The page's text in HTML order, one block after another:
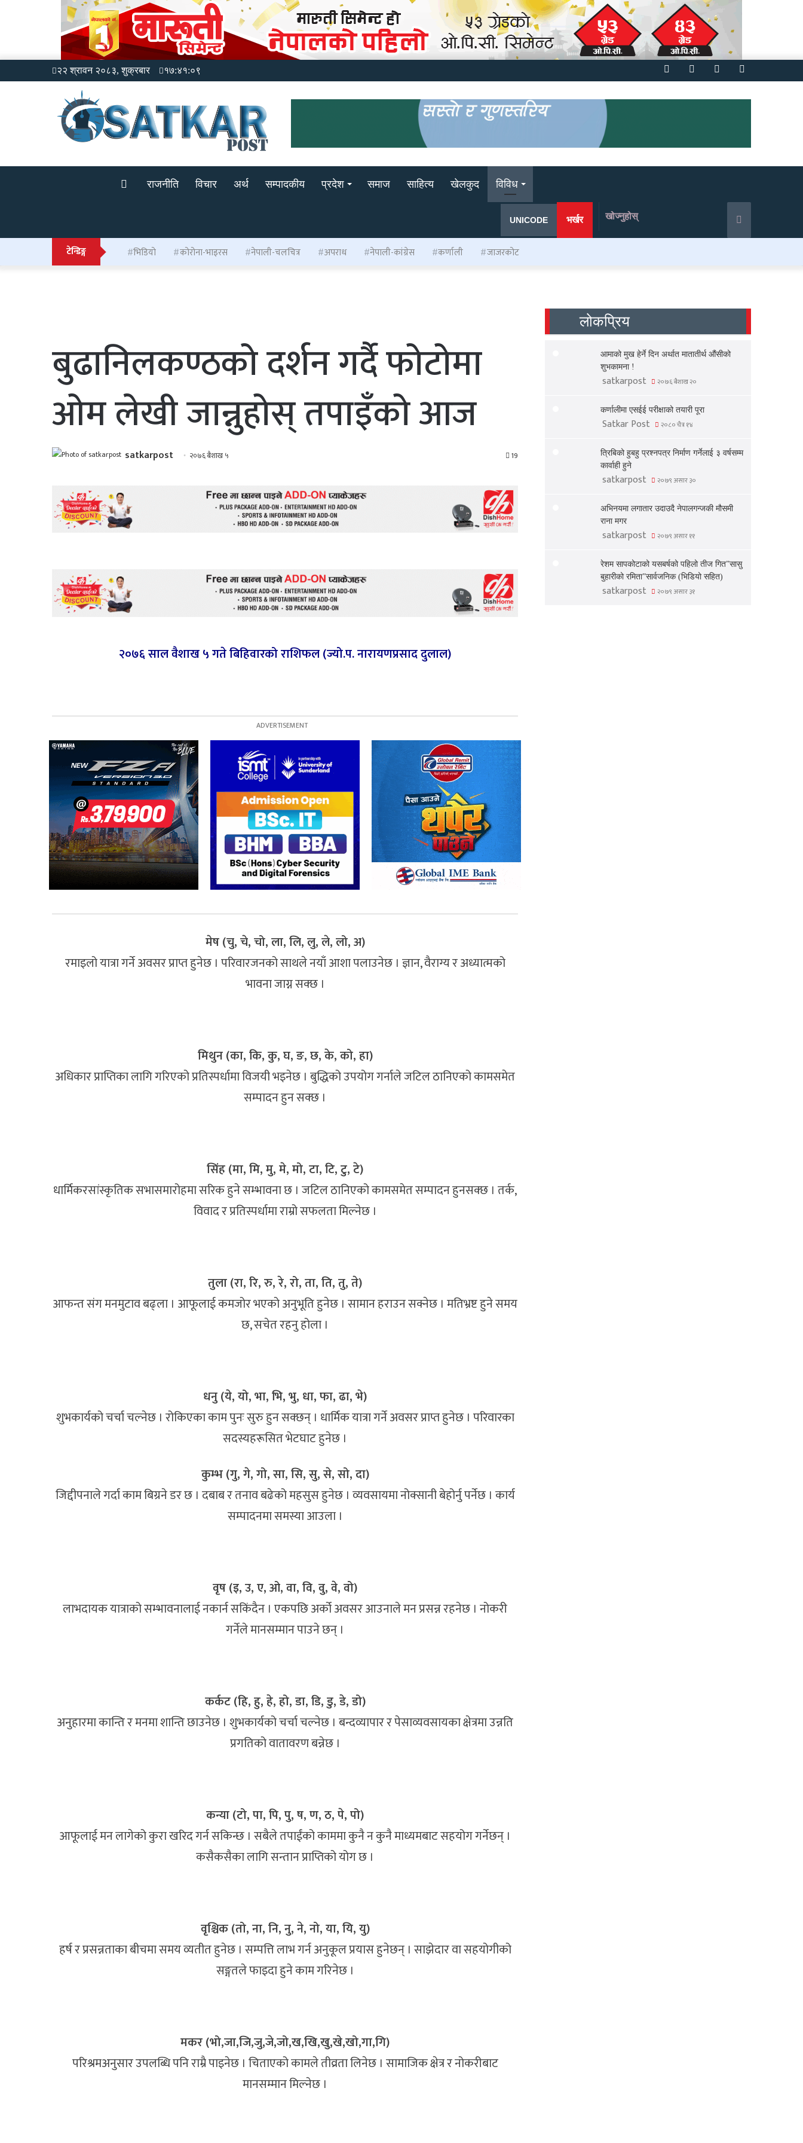
२२ श्रावन २०८३, शुक्रबार १७:४१:१० YouTube
Twitter
Facebook
राजनीति विचार अर्थ सम्पादकीय प्रदेश समाज साहित्य खेलकुद विविध
भर्खर
UNICODE
टेन्डिङ्ग भिडियो कोरोना-भाइरस नेपाली-चलचित्र अपराध नेपाली-कांग्रेस कर्णाली जाजरकोट
बुढानिलकण्ठको दर्शन गर्दै फोटोमा
ओम लेखी जान्नुहोस् तपाइँको आज
satkarpost २०७६ बैशाख ५ 19
२०७६ साल वैशाख ५ गते बिहिवारको राशिफल (ज्यो.प. नारायणप्रसाद दुलाल)
मेष (चु, चे, चो, ला, लि, लु, ले, लो, अ)
रमाइलो यात्रा गर्ने अवसर प्राप्त हुनेछ । परिवारजनको साथले नयाँ आशा पलाउनेछ । ज्ञान, वैराग्य र अध्यात्मको
भावना जाग्न सक्छ ।
मिथुन (का, कि, कु, घ, ङ, छ, के, को, हा)
अधिकार प्राप्तिका लागि गरिएको प्रतिस्पर्धामा विजयी भइनेछ । बुद्धिको उपयोग गर्नाले जटिल ठानिएको कामसमेत
सम्पादन हुन सक्छ ।
सिंह (मा, मि, मु, मे, मो, टा, टि, टु, टे)
धार्मिकरसांस्कृतिक सभासमारोहमा सरिक हुने सम्भावना छ । जटिल ठानिएको कामसमेत सम्पादन हुनसक्छ । तर्क,
विवाद र प्रतिस्पर्धामा राम्रो सफलता मिल्नेछ ।
तुला (रा, रि, रु, रे, रो, ता, ति, तु, ते)
आफन्त संग मनमुटाव बढ्ला । आफूलाई कमजोर भएको अनुभूति हुनेछ । सामान हराउन सक्नेछ । मतिभ्रष्ट हुने समय
छ, सचेत रहनु होला ।
धनु (ये, यो, भा, भि, भु, धा, फा, ढा, भे)
शुभकार्यको चर्चा चल्नेछ । रोकिएका काम पुनः सुरु हुन सक्छन् । धार्मिक यात्रा गर्ने अवसर प्राप्त हुनेछ । परिवारका
सदस्यहरूसित भेटघाट हुनेछ ।
कुम्भ (गु, गे, गो, सा, सि, सु, से, सो, दा)
जिद्दीपनाले गर्दा काम बिग्रने डर छ । दबाब र तनाव बढेको महसुस हुनेछ । व्यवसायमा नोक्सानी बेहोर्नु पर्नेछ । कार्य
सम्पादनमा समस्या आउला ।
वृष (इ, उ, ए, ओ, वा, वि, वु, वे, वो)
लाभदायक यात्राको सम्भावनालाई नकार्न सकिंदैन । एकपछि अर्को अवसर आउनाले मन प्रसन्न रहनेछ । नोकरी
गर्नेले मानसम्मान पाउने छन् ।
कर्कट (हि, हु, हे, हो, डा, डि, डु, डे, डो)
अनुहारमा कान्ति र मनमा शान्ति छाउनेछ । शुभकार्यको चर्चा चल्नेछ । बन्दव्यापार र पेसाव्यवसायका क्षेत्रमा उन्नति
प्रगतिको वातावरण बन्नेछ ।
कन्या (टो, पा, पि, पु, ष, ण, ठ, पे, पो)
आफूलाई मन लागेको कुरा खरिद गर्न सकिन्छ । सबैले तपाईंको काममा कुनै न कुनै माध्यमबाट सहयोग गर्नेछन् ।
कसैकसैका लागि सन्तान प्राप्तिको योग छ ।
वृश्चिक (तो, ना, नि, नु, ने, नो, या, यि, यु)
हर्ष र प्रसन्नताका बीचमा समय व्यतीत हुनेछ । सम्पत्ति लाभ गर्न अनुकूल प्रयास हुनेछन् । साझेदार वा सहयोगीको
सङ्गतले फाइदा हुने काम गरिनेछ ।
मकर (भो,जा,जि,जु,जे,जो,ख,खि,खु,खे,खो,गा,गि)
परिश्रमअनुसार उपलब्धि पनि राम्रै पाइनेछ । चिताएको कामले तीव्रता लिनेछ । सामाजिक क्षेत्र र नोकरीबाट
मानसम्मान मिल्नेछ ।
लोकप्रिय
आमाको मुख हेर्ने दिन अर्थात मातातीर्थ औंसीको
शुभकामना !
satkarpost २०७६ बैशाख २०
कर्णालीमा एसईई परीक्षाको तयारी पूरा
Satkar Post २०८० चैत्र १४
त्रिबिको हुबहु प्रश्नपत्र निर्माण गर्नेलाई ३ वर्षसम्म
कार्वाही हुने
satkarpost २०७९ असार ३०
अभिनयमा लगातार उदाउदै नेपालगन्जकी मौसमी
राना मगर
satkarpost २०७९ असार ११
रेशम सापकोटाको यसबर्षको पहिलो तीज गित”सासु
बुहारीको रमिता”सार्वजनिक (भिडियो सहित)
satkarpost २०७९ असार ३१